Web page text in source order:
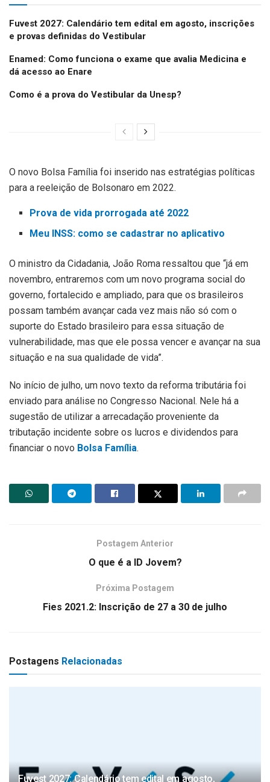
Fuvest 2027: Calendário tem edital em agosto, inscrições
e provas definidas do Vestibular
Enamed: Como funciona o exame que avalia Medicina e
dá acesso ao Enare
Como é a prova do Vestibular da Unesp?
O novo Bolsa Família foi inserido nas estratégias políticas
para a reeleição de Bolsonaro em 2022.
Prova de vida prorrogada até 2022
Meu INSS: como se cadastrar no aplicativo
O ministro da Cidadania, João Roma ressaltou que “já em
novembro, entraremos com um novo programa social do
governo, fortalecido e ampliado, para que os brasileiros
possam também avançar cada vez mais não só com o
suporte do Estado brasileiro para essa situação de
vulnerabilidade, mas que ele possa vencer e avançar na sua
situação e na sua qualidade de vida”.
No início de julho, um novo texto da reforma tributária foi
enviado para análise no Congresso Nacional. Nele há a
sugestão de utilizar a arrecadação proveniente da
tributação incidente sobre os lucros e dividendos para
financiar o novo Bolsa Família.
Postagem Anterior
O que é a ID Jovem?
Próxima Postagem
Fies 2021.2: Inscrição de 27 a 30 de julho
Postagens Relacionadas
Fuvest 2027: Calendário tem edital em agosto,